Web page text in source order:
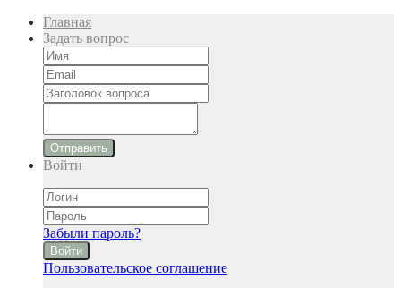
Главная
Задать вопрос
Отправить
Войти
Забыли пароль?
Войти
Пользовательское соглашение